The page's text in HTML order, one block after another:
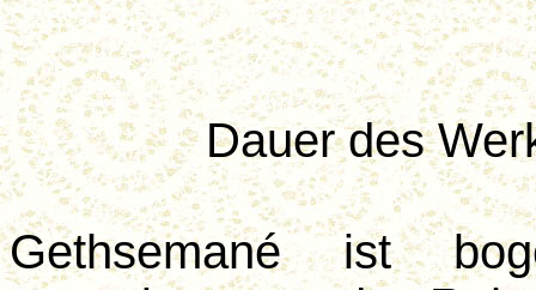
Dauer des
Gethsemané ist